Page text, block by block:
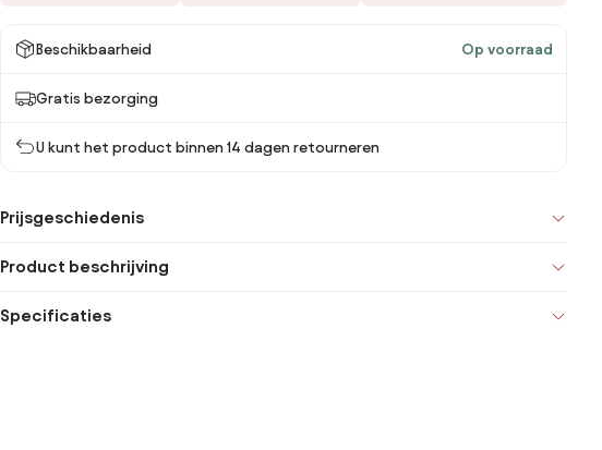
Beschikbaarheid Op voorraad
Gratis bezorging
U kunt het product binnen 14 dagen retourneren
Prijsgeschiedenis
Product beschrijving
Specificaties